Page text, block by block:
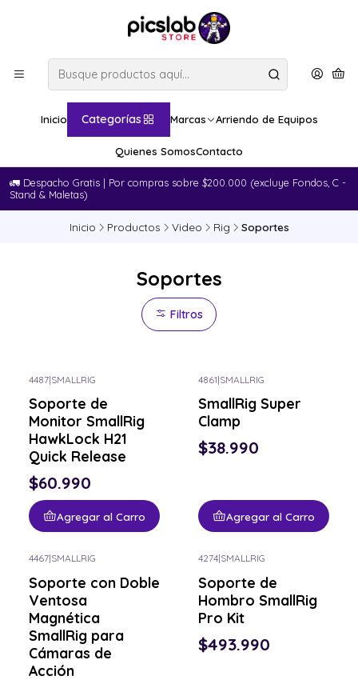
Inicio Categorías Marcas Arriendo de Equipos
Quienes SomosContacto
🚛​ Despacho Gratis | Por compras sobre $200.000 (excluye Fondos, C -
Stand & Maletas)
Inicio Productos Video Rig Soportes
Soportes
Filtros
4487|SMALLRIG
Soporte de
Monitor SmallRig
HawkLock H21
Quick Release
$60.990
Agregar al Carro
4861|SMALLRIG
SmallRig Super
Clamp
$38.990
Agregar al Carro
4467|SMALLRIG
Soporte con Doble
Ventosa
Magnética
SmallRig para
Cámaras de
Acción
4274|SMALLRIG
Soporte de
Hombro SmallRig
Pro Kit
$493.990